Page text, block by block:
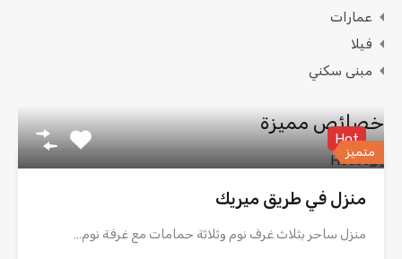
عمارات
فيلا
مبنى سكني
خصائص مميزة
متميز
Hot
منزل في طريق ميريك
منزل ساحر بثلاث غرف نوم وثلاثة حمامات مع غرفة نوم…